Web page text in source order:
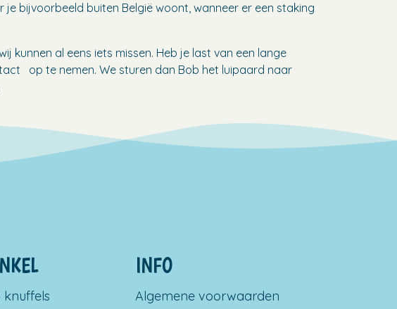
bijvoorbeeld buiten België woont, wanneer er een staking
kunnen al eens iets missen. Heb je last van een lange
op te nemen. We sturen dan Bob het luipaard naar
knuffels
INFO
Algemene voorwaarden